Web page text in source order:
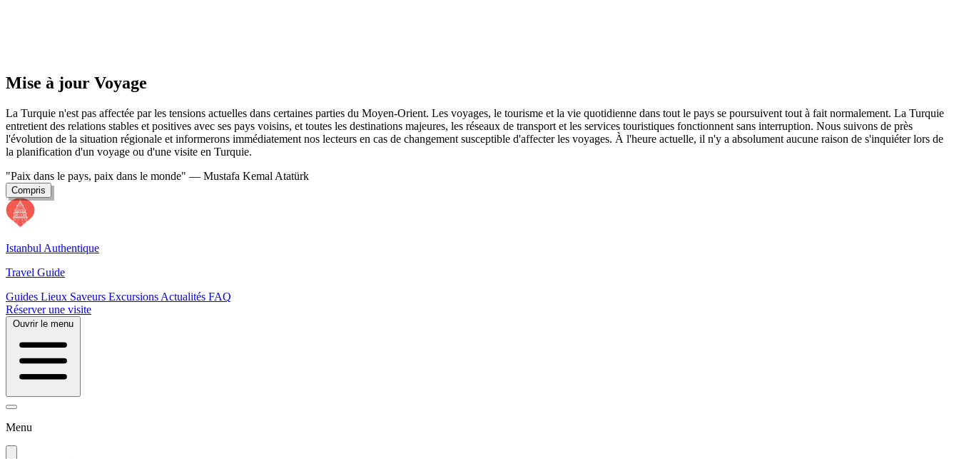
Mise à jour Voyage
La Turquie n'est pas affectée par les tensions actuelles dans certaines parties du Moyen-Orient. Les voyages, le tourisme et la vie quotidienne dans tout le pays se poursuivent tout à fait normalement. La Turquie
entretient des relations stables et positives avec ses pays voisins, et toutes les destinations majeures, les réseaux de transport et les services touristiques fonctionnent sans interruption. Nous suivons de près
l'évolution de la situation régionale et informerons immédiatement nos lecteurs en cas de changement susceptible d'affecter les voyages. À l'heure actuelle, il n'y a absolument aucune raison de s'inquiéter lors de
la planification d'un voyage ou d'une visite en Turquie.
"Paix dans le pays, paix dans le monde" — Mustafa Kemal Atatürk
Compris
Istanbul Authentique
Travel Guide
Guides Lieux Saveurs Excursions Actualités FAQ
Réserver une visite
Ouvrir le menu
Menu